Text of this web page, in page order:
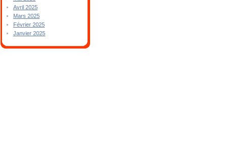
Avril 2025
Mars 2025
Février 2025
Janvier 2025